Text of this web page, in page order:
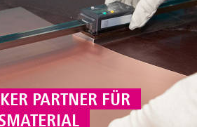
PARTNER FÜR